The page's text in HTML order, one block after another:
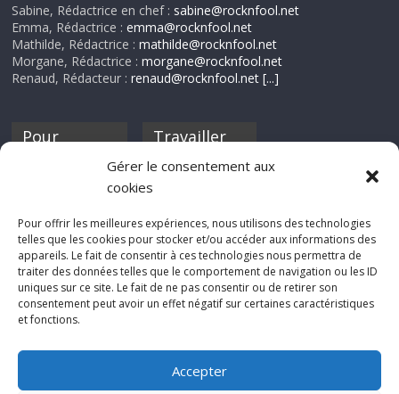
Gérer le consentement aux
cookies
Pour offrir les meilleures expériences, nous utilisons des technologies
telles que les cookies pour stocker et/ou accéder aux informations des
appareils. Le fait de consentir à ces technologies nous permettra de
traiter des données telles que le comportement de navigation ou les ID
uniques sur ce site. Le fait de ne pas consentir ou de retirer son
consentement peut avoir un effet négatif sur certaines caractéristiques
et fonctions.
Accepter
Sabine, Rédactrice en chef : sabine@rocknfool.net
Emma, Rédactrice :emma@rocknfool.net
Mathilde, Rédactrice :mathilde@rocknfool.net
Morgane, Rédactrice :morgane@rocknfool.net
Renaud, Rédacteur :renaud@rocknfool.net [...]
Pour
discothèque
Travailler
Si tu souhaites
Rocknfool, n'hésite
pas à nous envoyer
tes chroniques de
concerts, de films,
séries ou des billets
d'humeur :